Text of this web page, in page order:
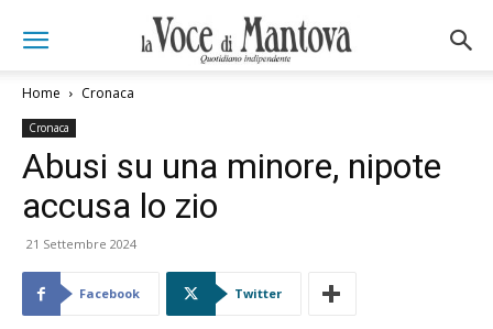
Home Cronaca
Cronaca
Abusi su una minore, nipote
accusa lo zio
21 Settembre 2024
Facebook Twitter